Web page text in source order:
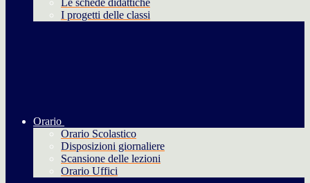
Le schede didattiche
I progetti delle classi
Orario
Orario Scolastico
Disposizioni giornaliere
Scansione delle lezioni
Orario Uffici